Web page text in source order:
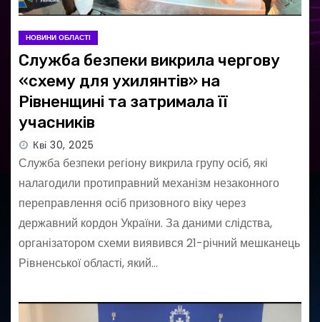
НОВИНИ ОБЛАСТІ
Служба безпеки викрила чергову
«схему для ухилянтів» на
Рівненщині та затримала її
учасників
Кві 30, 2025
Служба безпеки регіону викрила групу осіб, які
налагодили протиправний механізм незаконного
переправлення осіб призовного віку через
державний кордон України. За даними слідства,
організатором схеми виявився 21-річний мешканець
Рівненської області, який…